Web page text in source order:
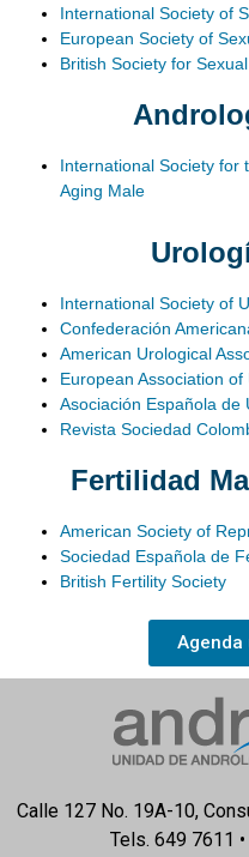
International Society of
European Society of
British Society for
International Society for
Aging Male
International Society of
Confederación
American Urological
European Association of
Asociación Española de
Revista Sociedad
Fertilidad
American Society of
Sociedad Española de
British Fertility Society
Agenda
Calle 127 No. 19A-10,
Tels. 649 7611